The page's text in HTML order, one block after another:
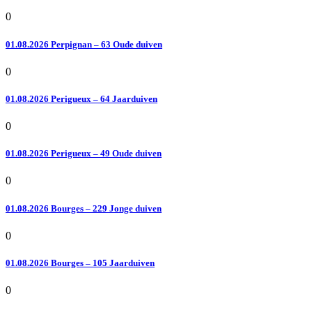
0
01.08.2026 Perpignan – 63 Oude duiven
0
01.08.2026 Perigueux – 64 Jaarduiven
0
01.08.2026 Perigueux – 49 Oude duiven
0
01.08.2026 Bourges – 229 Jonge duiven
0
01.08.2026 Bourges – 105 Jaarduiven
0